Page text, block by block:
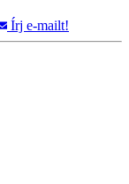
Írj e-mailt!